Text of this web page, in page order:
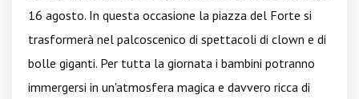
16 agosto. In questa occasione la piazza del Forte si
trasformerà nel palcoscenico di spettacoli di clown e di
bolle giganti. Per tutta la giornata i bambini potranno
immergersi in un'atmosfera magica e davvero ricca di